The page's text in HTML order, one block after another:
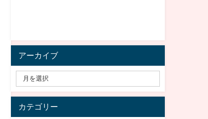
アーカイブ
カテゴリー